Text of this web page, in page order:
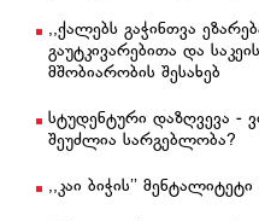
,,ქალებს გაჭინთვა
გაუტკივარებითა და
მშობიარობის შესახებ
სტუდენტური დაზღვევა
შეუძლია სარგებლობა?
,,კაი ბიჭის’’